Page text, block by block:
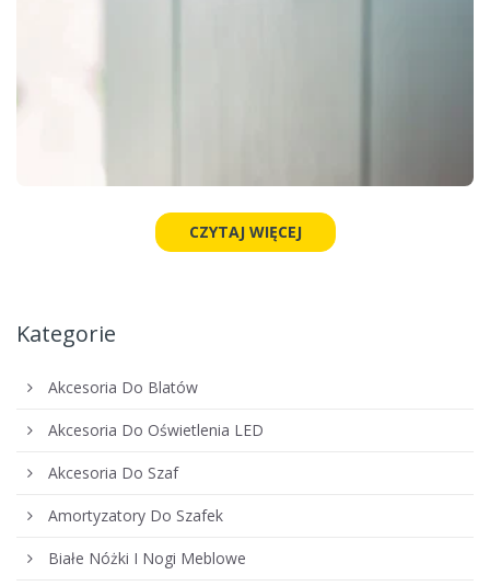
CZYTAJ WIĘCEJ
Kategorie
Akcesoria Do Blatów
Akcesoria Do Oświetlenia LED
Akcesoria Do Szaf
Amortyzatory Do Szafek
Białe Nóżki I Nogi Meblowe